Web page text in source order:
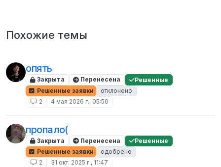
Похожие темы
опять
Закрыта Перенесена
Решенные
Решенные заявки
отклонено
2
4 мая 2026 г., 05:50
пропало(
Закрыта Перенесена
Решенные
Решенные заявки
одобрено
2
31 окт. 2025 г., 11:47